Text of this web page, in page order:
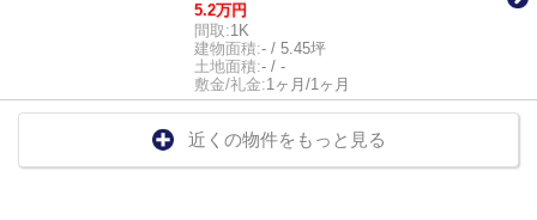
5.2万円
間取:1K
建物面積:- / 5.45坪
土地面積:- / -
敷金/礼金:1ヶ月/1ヶ月
近くの物件をもっと見る